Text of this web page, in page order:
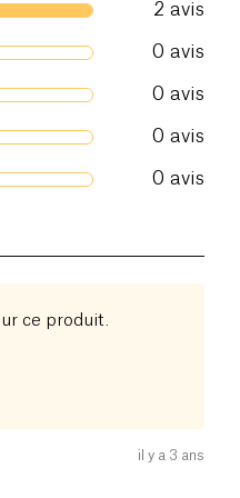
l'intégrité des fleurs et
actives. Une
ensuite distillées à
est alors certifié
goutte, pour
fragile à la lumière.
2 avis
0 avis
0 avis
0 avis
0 avis
ce produit.
il y a 3 ans